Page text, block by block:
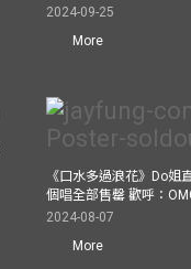
2024-09-25
More
《口水多過浪花》Do姐
個唱全部售罄 歡呼：
2024-08-07
More